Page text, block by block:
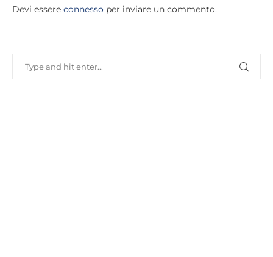
Devi essere connesso per inviare un commento.